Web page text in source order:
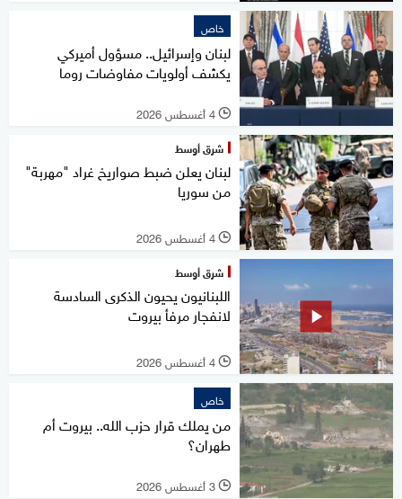
خاص
لبنان وإسرائيل.. مسؤول أميركي
يكشف أولويات مفاوضات روما
l 4 أغسطس 2026
شرق أوسط
لبنان يعلن ضبط صواريخ غراد "مهربة"
من سوريا
l 4 أغسطس 2026
شرق أوسط
اللبنانيون يحيون الذكرى السادسة
لانفجار مرفأ بيروت
l 4 أغسطس 2026
خاص
من يملك قرار حزب الله.. بيروت أم
طهران؟
l 3 أغسطس 2026